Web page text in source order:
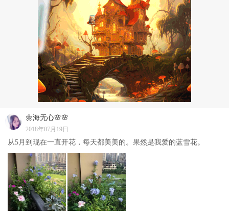
🌼海无心🌸🌸
2018年07月19日
从5月到现在一直开花，每天都美美的。果然是我爱的蓝雪花。